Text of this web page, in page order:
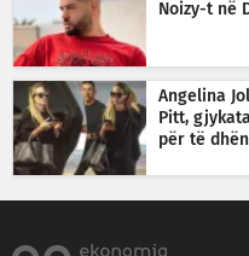
Noizy-t në
Angelina
Pitt,
për të